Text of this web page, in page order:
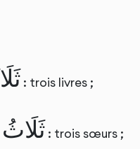
: trois livres ;
: trois sœurs ;